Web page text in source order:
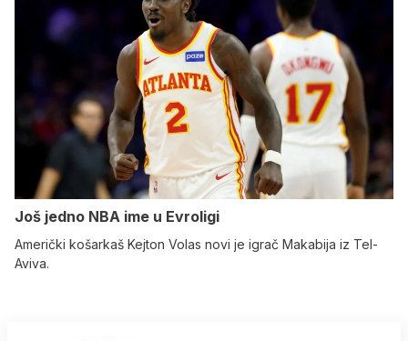
Još jedno NBA ime u Evroligi
Američki košarkaš Kejton Volas novi je igrač Makabija iz Tel-
Aviva.